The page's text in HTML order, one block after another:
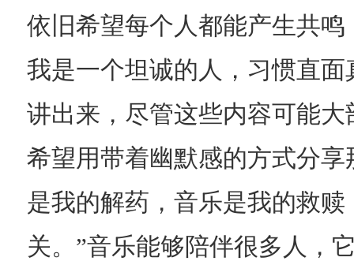
依旧希望每个人都能产生共
我是一个坦诚的人，习惯直
讲出来，尽管这些内容可能
希望用带着幽默感的方式分
是我的解药，音乐是我的救
关。”音乐能够陪伴很多人，